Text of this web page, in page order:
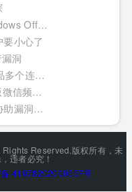
0day! 0day！Windows 7 和 Windows Office 均被曝 0day
小心了
洞
【漏洞预警】AXIS大量摄像头产品多个连环漏洞利用，影响严重
黑客瞄准老人机群体，预装山寨版微信频繁推送骚扰广告
小心！黑客可利用Windows远程协助漏洞窃取你的敏感文件
Reserved.版权所有，未
违者必究！
41078202000057号